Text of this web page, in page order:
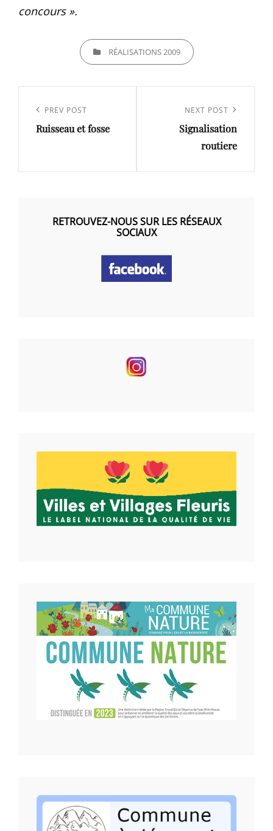
concours ».
CATEGORIESRÉALISATIONS 2009
l’article
Previous
Post
PREV POST
Ruisseau et fosse
NEXT POST
Signalisation
routiere
RETROUVEZ-NOUS SUR LES RÉSEAUX
SOCIAUX